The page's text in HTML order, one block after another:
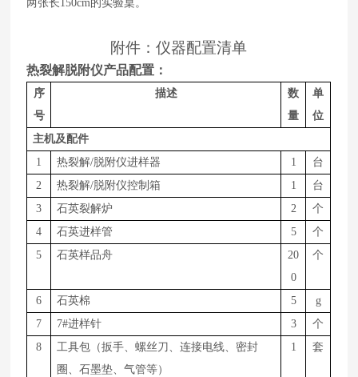
两张长150cm的实验桌。
附件：仪器配置清单
热裂解脱附仪产品配置：
序
号
描述
数
量
单
位
主机及配件
1
热裂解/脱附仪进样器 1
台
2
热裂解/脱附仪控制箱 1
台
3
石英裂解炉 2
个
4
石英进样管 5
个
5
石英样品舟
20
0
个
6 石英棉 5
g
7
7#进样针 3
个
8
工具包（扳手、螺丝刀、连接电线、密封
圈、石墨垫、气管等）
1 套